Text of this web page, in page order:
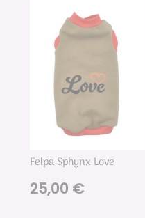
Felpa Sphynx Love
25,00 €